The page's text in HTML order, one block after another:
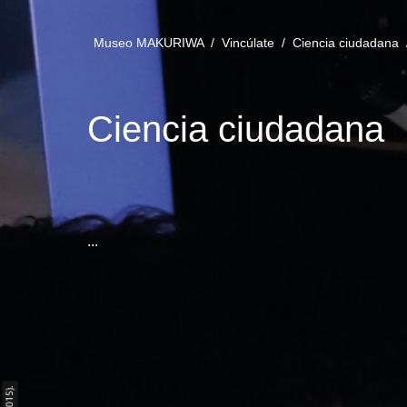
Museo MAKURIWA / Vincúlate / Ciencia
Ciencia ciudadana
...